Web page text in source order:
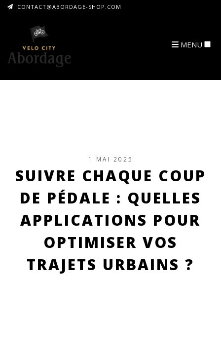
CONTACT@ABORDAGE-SHOP.COM
MENU
ARCHIVES
1 MAI 2025
SUIVRE CHAQUE COUP
DE PÉDALE : QUELLES
APPLICATIONS POUR
OPTIMISER VOS
TRAJETS URBAINS ?